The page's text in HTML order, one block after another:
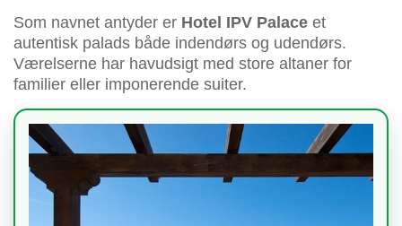
Som navnet antyder er Hotel IPV Palace et
autentisk palads både indendørs og udendørs.
Værelserne har havudsigt med store altaner for
familier eller imponerende suiter.